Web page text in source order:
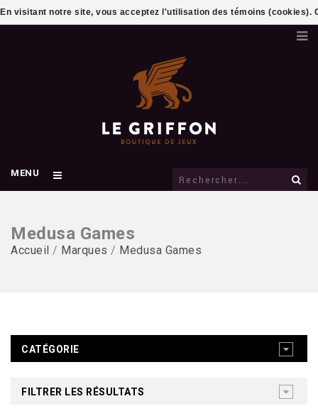
MENU
Medusa Games
Accueil / Marques / Medusa Games
CATÉGORIE
FILTRER LES RÉSULTATS
En visitant notre site, vous acceptez l'utilisation des témoins